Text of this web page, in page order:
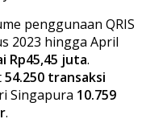
penggunaan QRIS
2023 hingga April
Rp45,45 juta.
54.250 transaksi
Singapura 10.759
.